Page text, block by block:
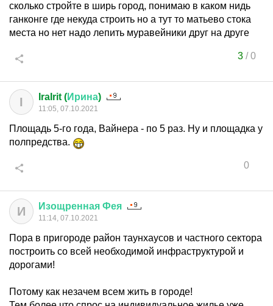
сколько стройте в ширь город, понимаю в каком нидь
ганконге где некуда строить но а тут то матьево стока
места но нет надо лепить муравейники друг на друге
3/0
I IraIrit (Ирина)
11:05, 07.10.2021
Площадь 5-го года, Вайнера - по 5 раз. Ну и площадка у
полпредства.
0
И Изощренная Фея
11:14, 07.10.2021
Пора в пригороде район таунхаусов и частного сектора
построить со всей необходимой инфраструктурой и
дорогами!
Потому как незачем всем жить в городе!